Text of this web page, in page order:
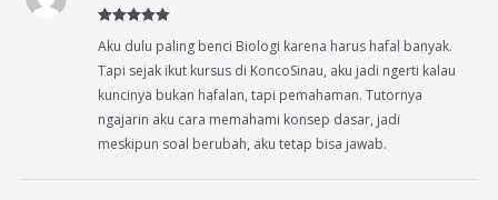
of 5
Aku dulu paling benci Biologi karena harus hafal banyak.
Tapi sejak ikut kursus di KoncoSinau, aku jadi ngerti kalau
kuncinya bukan hafalan, tapi pemahaman. Tutornya
ngajarin aku cara memahami konsep dasar, jadi
meskipun soal berubah, aku tetap bisa jawab.